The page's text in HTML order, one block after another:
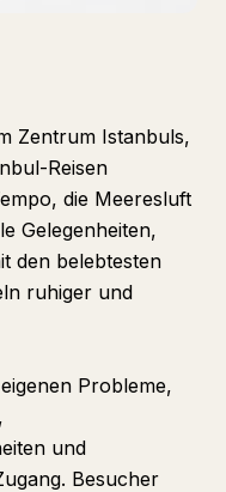
Zentrum Istanbuls,
Reisen
die Meeresluft
Gelegenheiten,
den belebtesten
ruhiger und
Probleme,
und
Besucher